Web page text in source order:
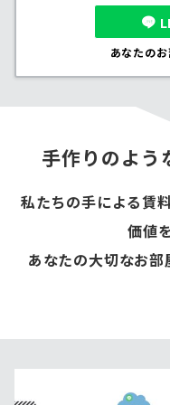
あなたの
手作りのよ
私たちの手による賃
価値
あなたの大切なお